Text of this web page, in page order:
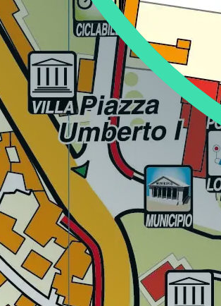
Regione
Sicilia
Regione
Toscana
Regione
Trentino-Alto Adige
Regione
Umbria
Regione
Valle d'Aosta
Regione
Veneto
Regione